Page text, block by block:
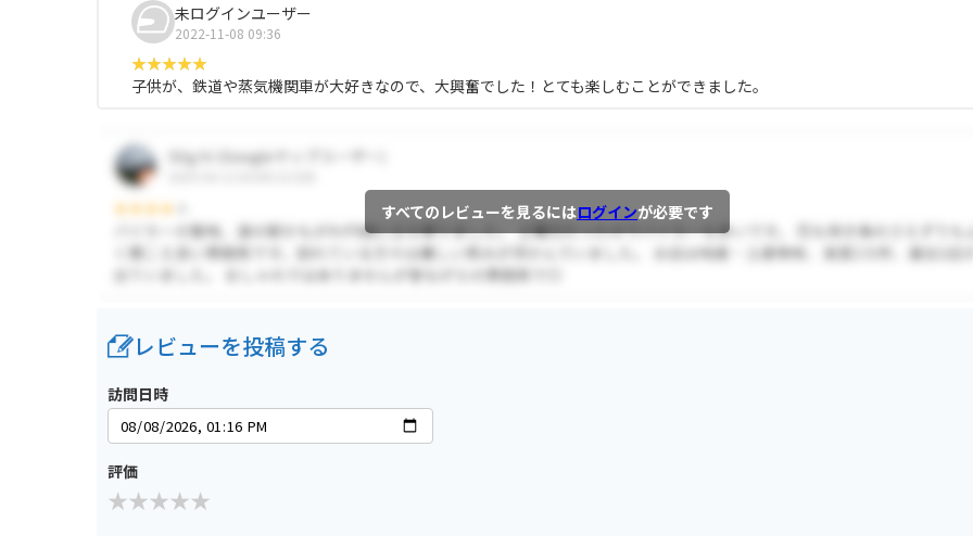
未ログインユーザー
2022-11-08 09:36
子供が、鉄道や蒸気機関車が大好きなので、大興奮でした！とても楽しむことができました。
すべてのレビューを見るにはログインが必要です
レビューを投稿する
訪問日時
評価